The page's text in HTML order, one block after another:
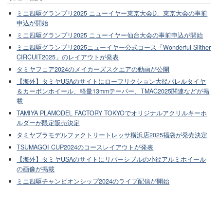
ミニ四駆グランプリ2025 ニューイヤー東京大会D、東京大会の事前
申込が開始
ミニ四駆グランプリ2025 ニューイヤー仙台大会の事前申込が開始
ミニ四駆グランプリ2025ニューイヤー公式コース「Wonderful Slither
CIRCUIT2025」のレイアウトが発表
タミヤフェア2024のメイカーズスクエアの動画が公開
【海外】タミヤUSAのサイトにローフリクション大径バレルタイヤ
＆カーボンホイール、軽量13mmテーパー、TMAC2025関連などが掲
載
TAMIYA PLAMODEL FACTORY TOKYOでオリジナルアクリルキーホ
ルダーが限定販売決定
タミヤプラモデルファクトリートレッサ横浜店2025福袋が発売決定
TSUMAGOI CUP2024のコースレイアウトが発表
【海外】タミヤUSAのサイトにリバーシブルの小径アルミホイール
の画像が掲載
ミニ四駆チャンピオンシップ2024のライブ配信が開始